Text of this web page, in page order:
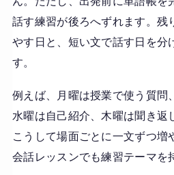
話す練習が後ろへずれます。残
やす日と、短い文で話す日を分
す。
例えば、月曜は授業で使う質問
水曜は自己紹介、木曜は聞き返
こうして場面ごとに一文ずつ増
会話レッスンでも練習テーマを